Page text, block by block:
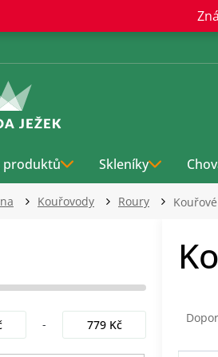
produktů Skleníky
Kouřovody Roury
779Kč
e